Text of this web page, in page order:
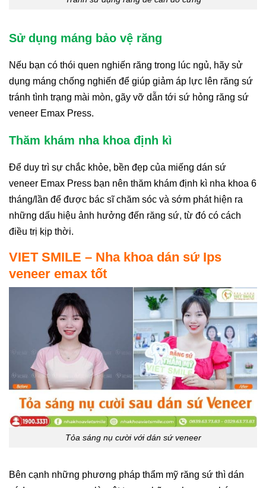
Sử dụng máng bảo vệ răng
Nếu bạn có thói quen nghiến răng trong lúc ngủ, hãy sử
dụng máng chống nghiến để giúp giảm áp lực lên răng sứ
tránh tình trạng mài mòn, gãy vỡ dẫn tới sứ hỏng răng sứ
veneer Emax Press.
Thăm khám nha khoa định kì
Để duy trì sự chắc khỏe, bền đẹp của miếng dán sứ
veneer Emax Press bạn nên thăm khám định kì nha khoa 6
tháng/lần để được bác sĩ chăm sóc và sớm phát hiện ra
những dấu hiệu ảnh hưởng đến răng sứ, từ đó có cách
điều trị kịp thời.
VIET SMILE – Nha khoa dán sứ Ips
veneer emax tốt
Tỏa sáng nụ cười với dán sứ veneer
Bên cạnh những phương pháp thẩm mỹ răng sứ thì dán